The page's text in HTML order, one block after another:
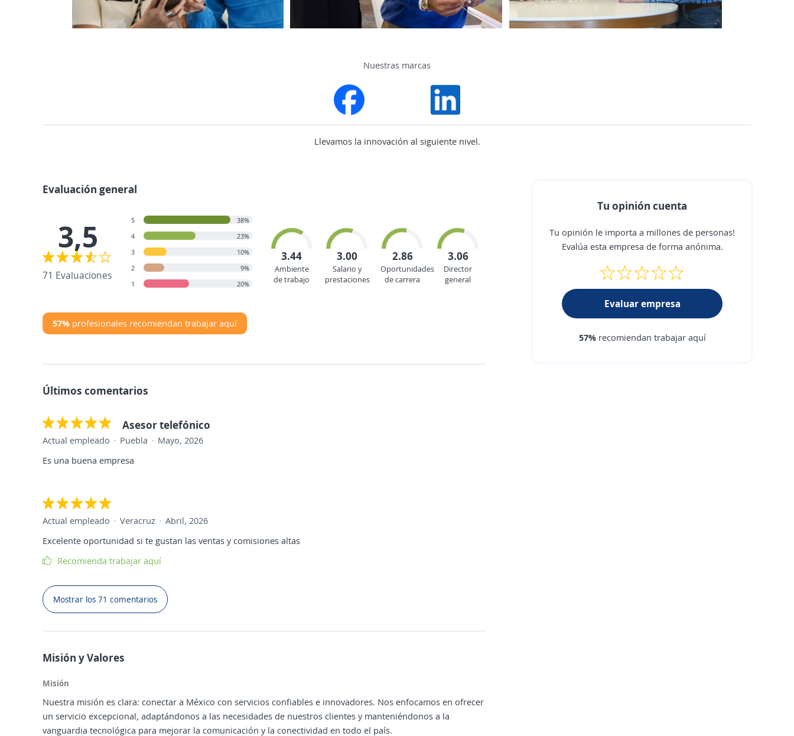
Nuestras marcas
Llevamos la innovación al siguiente nivel.
Evaluación general
3,5
71 Evaluaciones
5
38%
4
23%
3
10%
2
9%
1
20%
3.44
Ambiente
de trabajo
3.00
Salario y
prestaciones
2.86
Oportunidades
de carrera
3.06
Director
general
57% profesionales recomiendan trabajar aquí
Últimos comentarios
Asesor telefónico
Actual empleado Puebla
Mayo, 2026
Es una buena empresa
Actual empleado Veracruz
Abril, 2026
Excelente oportunidad si te gustan las ventas y comisiones altas
Recomienda trabajar aquí
Mostrar los 71 comentarios
Misión y Valores
Misión
Nuestra misión es clara: conectar a México con servicios confiables e innovadores. Nos enfocamos en ofrecer
un servicio excepcional, adaptándonos a las necesidades de nuestros clientes y manteniéndonos a la
vanguardia tecnológica para mejorar la comunicación y la conectividad en todo el país.
Tu opinión cuenta
Tu opinión le importa a millones de personas!
Evalúa esta empresa de forma anónima.
Evaluar empresa
57%recomiendan trabajar aquí